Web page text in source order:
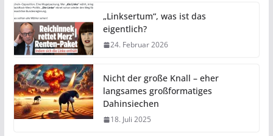
„Linksertum“, was ist das
eigentlich?
24. Februar 2026
Nicht der große Knall – eher
langsames großformatiges
Dahinsiechen
18. Juli 2025